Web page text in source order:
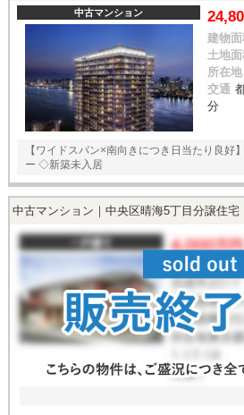
中古マンション
建物
土地
所在地
交通
分
【ワイドスパン×南向きにつき日当たり良好
ー ◇新築未入居
中古マンション｜中央区晴海5丁目分譲住宅